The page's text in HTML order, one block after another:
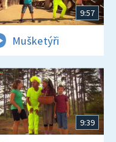
9:57
Mušketýři
9:39